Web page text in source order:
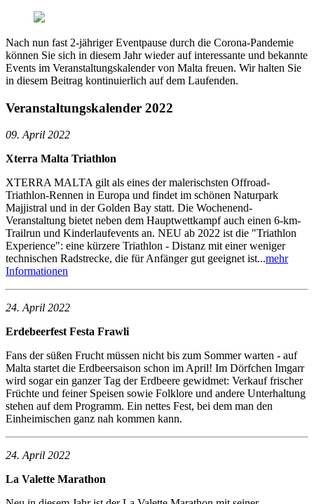
Nach nun fast 2-jähriger Eventpause durch die Corona-Pandemie
können Sie sich in diesem Jahr wieder auf interessante und bekannte
Events im Veranstaltungskalender von Malta freuen. Wir halten Sie
in diesem Beitrag kontinuierlich auf dem Laufenden.
Veranstaltungskalender 2022
09. April 2022
Xterra Malta Triathlon
XTERRA MALTA gilt als eines der malerischsten Offroad-
Triathlon-Rennen in Europa und findet im schönen Naturpark
Majjistral und in der Golden Bay statt. Die Wochenend-
Veranstaltung bietet neben dem Hauptwettkampf auch einen 6-km-
Trailrun und Kinderlaufevents an. NEU ab 2022 ist die "Triathlon
Experience": eine kürzere Triathlon - Distanz mit einer weniger
technischen Radstrecke, die für Anfänger gut geeignet ist...mehr
Informationen
24. April 2022
Erdebeerfest Festa Frawli
Fans der süßen Frucht müssen nicht bis zum Sommer warten - auf
Malta startet die Erdbeersaison schon im April! Im Dörfchen Imgarr
wird sogar ein ganzer Tag der Erdbeere gewidmet: Verkauf frischer
Früchte und feiner Speisen sowie Folklore und andere Unterhaltung
stehen auf dem Programm. Ein nettes Fest, bei dem man den
Einheimischen ganz nah kommen kann.
24. April 2022
La Valette Marathon